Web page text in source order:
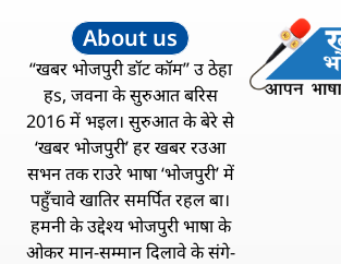
About us
“खबर भोजपुरी डॉट कॉम” उ ठेहा
हs, जवना के सुरुआत बरिस
2016 में भइल। सुरुआत के बेरे से
‘खबर भोजपुरी’ हर खबर रउआ
सभन तक राउरे भाषा ‘भोजपुरी’ में
पहुँचावे खातिर समर्पित रहल बा।
हमनी के उद्देश्य भोजपुरी भाषा के
ओकर मान-सम्मान दिलावे के संगे-